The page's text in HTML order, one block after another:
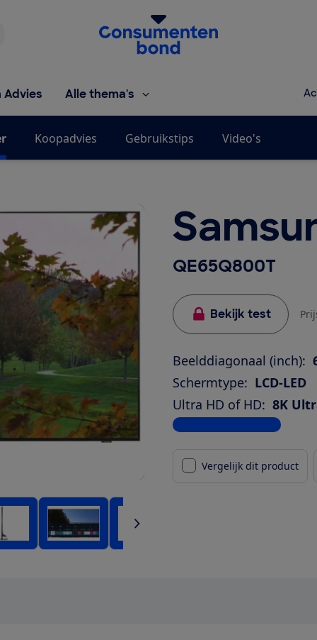
Homepage van de Consumentenbond
Advies Alle thema's
Koopadvies Gebruikstips Video's
QE65Q800T
Bekijk test
Beelddiagonaal (inch):
Schermtype: LCD-LED
Ultra HD of HD: 8K
Bekijk alle specificaties
Vergelijk dit product